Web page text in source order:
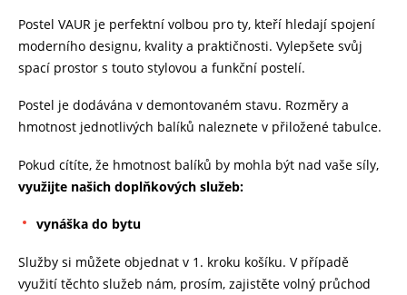
Postel VAUR je perfektní volbou pro ty, kteří hledají spojení
moderního designu, kvality a praktičnosti. Vylepšete svůj
spací prostor s touto stylovou a funkční postelí.
Postel je dodávána v demontovaném stavu. Rozměry a
hmotnost jednotlivých balíků naleznete v přiložené tabulce.
Pokud cítíte, že hmotnost balíků by mohla být nad vaše síly,
využijte našich doplňkových služeb:
vynáška do bytu
Služby si můžete objednat v 1. kroku košíku. V případě
využití těchto služeb nám, prosím, zajistěte volný průchod